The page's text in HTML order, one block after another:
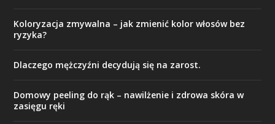
Koloryzacja zmywalna – jak zmienić kolor włosów bez
ryzyka?
Dlaczego mężczyźni decydują się na zarost.
Domowy peeling do rąk – nawilżenie i zdrowa skóra w
zasięgu ręki